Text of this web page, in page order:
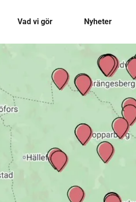
Vad vi gör Nyheter